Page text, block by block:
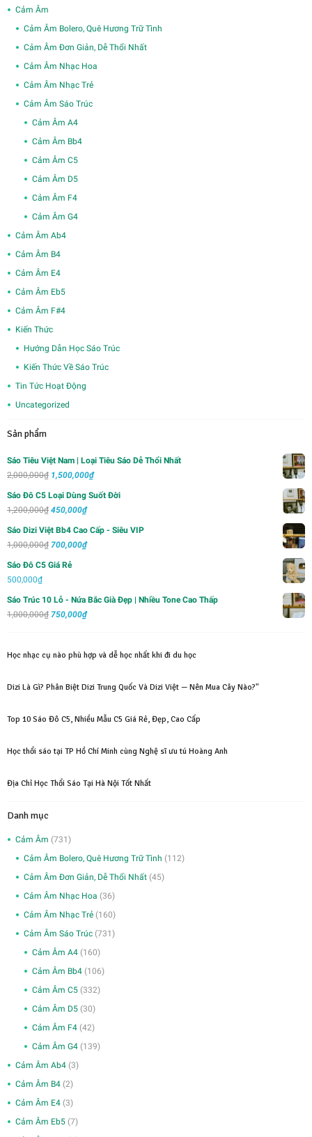
Cảm Âm
Cảm Âm Bolero, Quê Hương Trữ Tình
Cảm Âm Đơn Giản, Dễ Thổi Nhất
Cảm Âm Nhạc Hoa
Cảm Âm Nhạc Trẻ
Cảm Âm Sáo Trúc
Cảm Âm A4
Cảm Âm Bb4
Cảm Âm C5
Cảm Âm D5
Cảm Âm F4
Cảm Âm G4
Cảm Âm Ab4
Cảm Âm B4
Cảm Âm E4
Cảm Âm Eb5
Cảm Âm F#4
Kiến Thức
Hướng Dẫn Học Sáo Trúc
Kiến Thức Về Sáo Trúc
Tin Tức Hoạt Động
Uncategorized
Sản phẩm
Sáo Tiêu Việt Nam | Loại Tiêu Sáo Dễ Thổi Nhất
2,000,000₫ Giá
2,000,000₫.
1,500,000₫Giá
1,500,000₫.
Sáo Đô C5 Loại Dùng Suốt Đời
1,200,000₫ Giá
1,200,000₫.
450,000₫Giá
Sáo Dizi Việt Bb4 Cao Cấp - Siêu VIP
1,000,000₫ Giá
700,000₫Giá
700,000₫.
Sáo Đô C5 Giá Rẻ
500,000₫
Sáo Trúc 10 Lỗ - Nứa Bắc Già Đẹp | Nhiều Tone Cao Thấp
1,000,000₫ Giá
1,000,000₫.
750,000₫Giá
là:
Học nhạc cụ nào phù hợp và dễ học nhất khi đi du học
Dizi Là Gì? Phân Biệt Dizi Trung Quốc Và Dizi Việt — Nên Mua Cây Nào?"
Top 10 Sáo Đô C5, Nhiều Mẫu C5 Giá Rẻ, Đẹp, Cao Cấp
Học thổi sáo tại TP Hồ Chí Minh cùng Nghệ sĩ ưu tú Hoàng Anh
Địa Chỉ Học Thổi Sáo Tại Hà Nội Tốt Nhất
Danh mục
Cảm Âm (731)
Cảm Âm Bolero, Quê Hương Trữ Tình (112)
Cảm Âm Đơn Giản, Dễ Thổi Nhất (45)
Cảm Âm Nhạc Hoa (36)
Cảm Âm Nhạc Trẻ (160)
Cảm Âm Sáo Trúc (731)
Cảm Âm A4 (160)
Cảm Âm Bb4 (106)
Cảm Âm C5 (332)
Cảm Âm D5 (30)
Cảm Âm F4 (42)
Cảm Âm G4 (139)
Cảm Âm Ab4 (3)
Cảm Âm B4 (2)
Cảm Âm E4 (3)
Cảm Âm Eb5 (7)